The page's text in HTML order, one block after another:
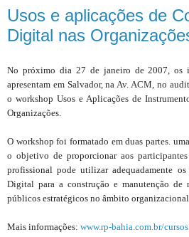
Usos e aplicações de
Digital nas
No próximo dia 27 de janeiro de 2007, os
apresentam em Salvador, na Av. ACM, no
o workshop Usos e Aplicações de
Organizações.
O workshop foi formatado em duas partes.
o objetivo de proporcionar aos
profissional pode utilizar adequadamente
Digital para a construção e manutenção de
públicos estratégicos no âmbito
Mais informações: www.rp-bahia.com.br/